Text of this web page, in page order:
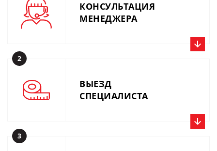
КОНСУЛЬТАЦИЯ
МЕНЕДЖЕРА
Позвоните нам прямо сейчас, получите консультацию
производству на почту 01@metalius.ru.
2
ВЫЕЗД
СПЕЦИАЛИСТА
После обращения к нам в течении 1-3 дней, по
3